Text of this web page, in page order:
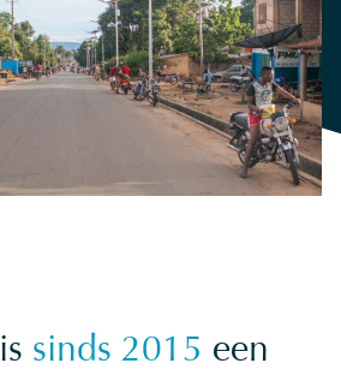
is sinds 2015 een